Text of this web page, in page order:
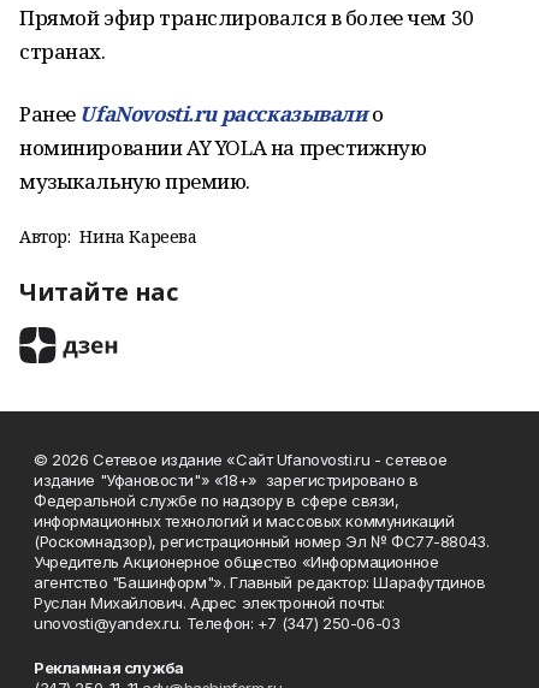
Прямой эфир транслировался в более чем 30
странах.
Ранее UfaNovosti.ru рассказывалио
номинировании AY YOLA на престижную
музыкальную премию.
Автор: Нина Кареева
Читайте нас
© 2026 Сетевое издание «Сайт Ufanovosti.ru - сетевое
издание "Уфановости"» «18+» зарегистрировано в
Федеральной службе по надзору в сфере связи,
информационных технологий и массовых коммуникаций
(Роскомнадзор), регистрационный номер Эл № ФС77-88043.
Учредитель Акционерное общество «Информационное
агентство "Башинформ"». Главный редактор: Шарафутдинов
Руслан Михайлович. Адрес электронной почты:
unovosti@yandex.ru. Телефон: +7 (347) 250-06-03
Рекламная служба